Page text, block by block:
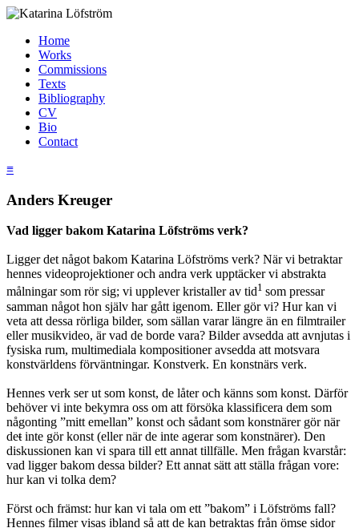
Home
Works
Commissions
Texts
Bibliography
CV
Bio
Contact
≡
Anders Kreuger
Vad ligger bakom Katarina Löfströms verk?
Ligger det något bakom Katarina Löfströms verk? När vi betraktar
hennes videoprojektioner och andra verk upptäcker vi abstrakta
målningar som rör sig; vi upplever kristaller av tid1 som pressar
samman något hon själv har gått igenom. Eller gör vi? Hur kan vi
veta att dessa rörliga bilder, som sällan varar längre än en filmtrailer
eller musikvideo, är vad de borde vara? Bilder avsedda att avnjutas i
fysiska rum, multimediala kompositioner avsedda att motsvara
konstvärldens förväntningar. Konstverk. En konstnärs verk.
Hennes verk ser ut som konst, de låter och känns som konst. Därför
behöver vi inte bekymra oss om att försöka klassificera dem som
någonting ”mitt emellan” konst och sådant som konstnärer gör när
det inte gör konst (eller när de inte agerar som konstnärer). Den
diskussionen kan vi spara till ett annat tillfälle. Men frågan kvarstår:
vad ligger bakom dessa bilder? Ett annat sätt att ställa frågan vore:
hur kan vi tolka dem?
Först och främst: hur kan vi tala om ett ”bakom” i Löfströms fall?
Hennes filmer visas ibland så att de kan betraktas från ömse sidor